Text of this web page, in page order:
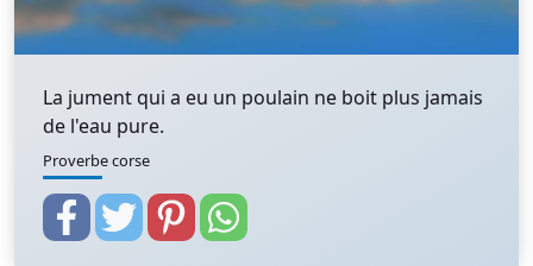
La jument qui a eu un poulain ne boit plus jamais
de l'eau pure.
Proverbe corse